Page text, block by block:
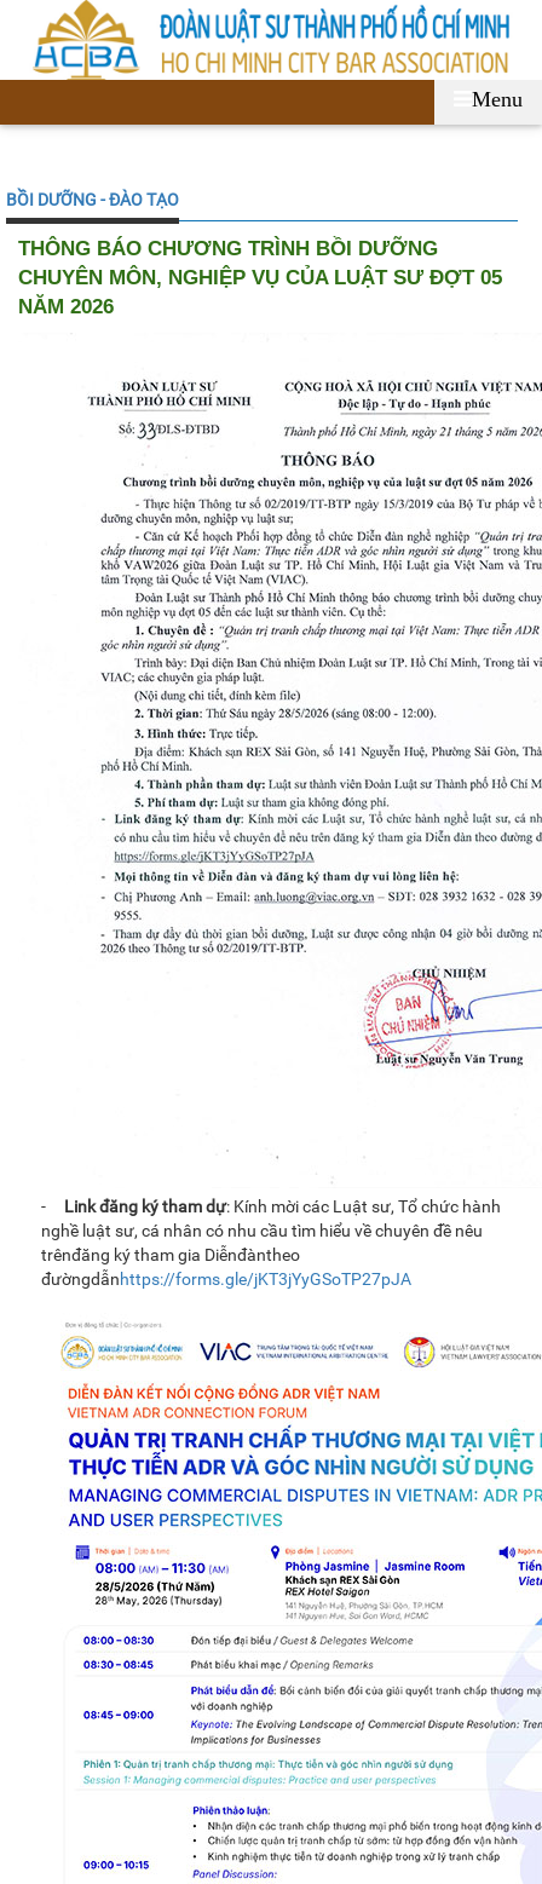
Menu
BỒI DƯỠNG - ĐÀO TẠO
THÔNG BÁO CHƯƠNG TRÌNH BỒI DƯỠNG
CHUYÊN MÔN, NGHIỆP VỤ CỦA LUẬT SƯ ĐỢT 05
NĂM 2026
- Link đăng ký tham dự: Kính mời các Luật sư, Tổ chức hành
nghề luật sư, cá nhân có nhu cầu tìm hiểu về chuyên đề nêu
trênđăng ký tham gia Diễnđàntheo
đườngdẫnhttps://forms.gle/jKT3jYyGSoTP27pJA